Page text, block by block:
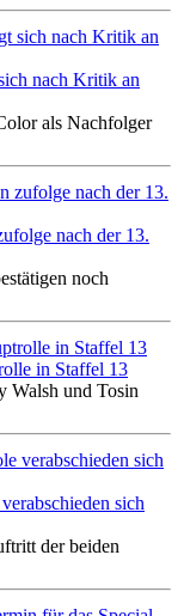
nach Kritik an
als Nachfolger
nach der 13.
noch
in Staffel 13
Walsh und Tosin
sich
der beiden